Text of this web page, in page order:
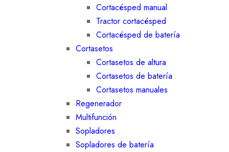
Cortacésped manual
Tractor cortacésped
Cortacésped de batería
Cortasetos
Cortasetos de altura
Cortasetos de batería
Cortasetos manuales
Regenerador
Multifunción
Sopladores
Sopladores de batería